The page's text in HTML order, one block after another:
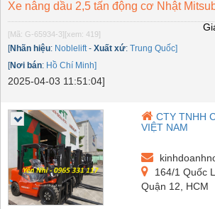
Xe nâng dầu 2,5 tấn động cơ Nhật
[Mã: G-65934-3][xem: 419]
[Nhãn hiệu: Noblelift - Xuất xứ: Trung Quốc]
[Nơi bán: Hồ Chí Minh]
2025-04-03 11:51:04]
CTY TNHH
VIỆT NAM
164/1 Quốc
Quận 12, HCM